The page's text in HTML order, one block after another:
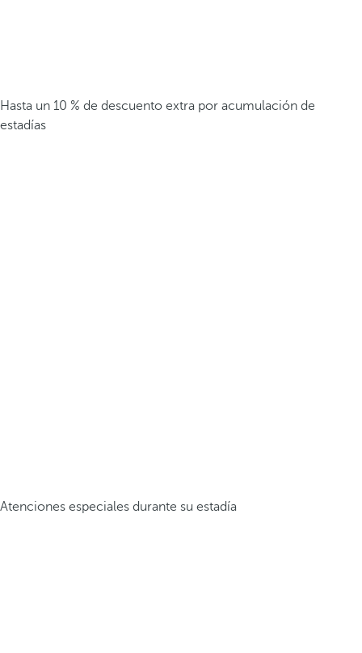
Hasta un 10 % de descuento extra por acumulación de
estadías
Atenciones especiales durante su estadía